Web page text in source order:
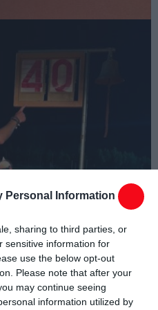
Personal Information
sharing to third parties, or
sensitive information for
use the below opt-out
Please note that after your
may continue seeing
information utilized by